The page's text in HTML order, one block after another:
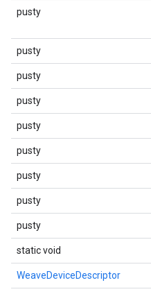
pusty
pusty
pusty
pusty
pusty
pusty
pusty
pusty
pusty
static void
WeaveDeviceDescriptor